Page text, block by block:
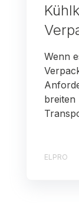
Wenn
breiten
ELPRO